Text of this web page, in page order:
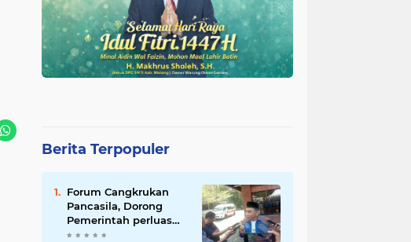
Berita Terpopuler
Forum Cangkrukan
Pancasila, Dorong
Pemerintah perluas
intensif Perpajakan